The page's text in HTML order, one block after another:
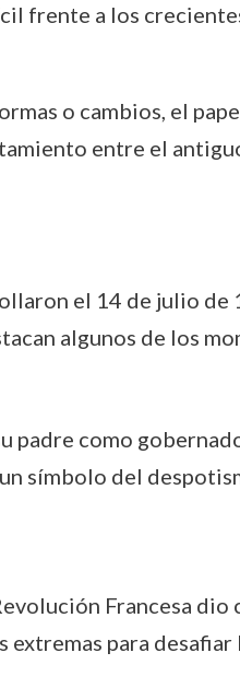
frente a los
o cambios, el
entre el
el 14 de julio de
algunos de los
padre como
símbolo del
Francesa dio
para